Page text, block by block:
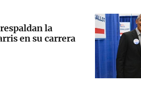
la
en su carrera